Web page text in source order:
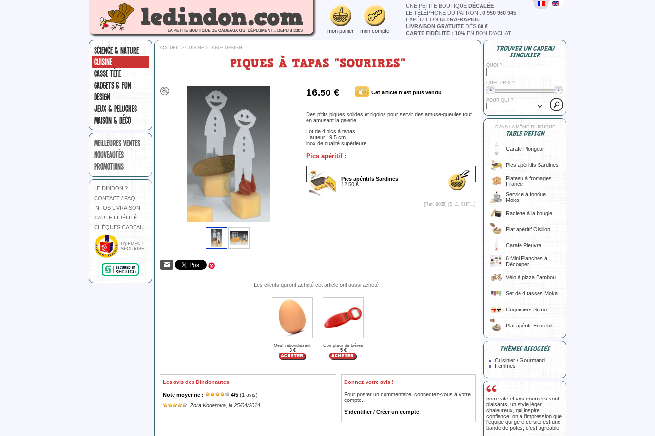
mon panier mon compte
UNE PETITE BOUTIQUE DÉCALÉE
LE TÉLÉPHONE DU PATRON : 0 950 960 945
EXPÉDITION ULTRA-RAPIDE
LIVRAISON GRATUITE DÈS 60 €
CARTE FIDÉLITÉ : 10% EN BON D'ACHAT
SCIENCE & NATURE
CUISINE
CASSE-TÊTE
GADGETS & FUN
DESIGN
JEUX & PELUCHES
MAISON & DÉCO
MEILLEURES VENTES
NOUVEAUTÉS
PROMOTIONS
LE DINDON ?
CONTACT / FAQ
INFOS LIVRAISON
CARTE FIDÉLITÉ
CHÈQUES CADEAU
PAIEMENT
SÉCURISÉ
ACCUEIL > CUISINE > TABLE DESIGN
PIQUES À TAPAS "SOURIRES"
16.50 € Cet article n'est plus vendu
Des p'tits piques solides et rigolos pour servir des amuse-gueules tout
en amusant la galerie.
Lot de 4 pics à tapas
Hauteur : 9.5 cm
inox de qualité supérieure
Pics apéritif :
Pics apéritifs Sardines
12.50 €
[Réf. 9038] [$, £, CHF... ]
Les clients qui ont acheté cet article ont aussi acheté :
Oeuf rebondissant
3 €
Compteur de bières
5 €
Les avis des Dindonautes
Note moyenne : 4/5 (1 avis)
Zora Koderova , le 25/04/2014
Donnez votre avis !
Pour poster un commentaire, connectez-vous à votre
compte.
S'identifier / Créer un compte
TROUVER UN CADEAU
SINGULIER
QUOI ?
QUEL PRIX ?
POUR QUI ?
DANS LA MÊME RUBRIQUE
TABLE DESIGN
Carafe Plongeur
Pics apéritifs Sardines
Plateau à fromages
France
Service à fondue
Moka
Raclette à la bougie
Plat apéritif Oisillon
Carafe Pieuvre
6 Mini Planches à
Découper
Vélo à pizza Bambou
Set de 4 tasses Moka
Coquetiers Sumo
Plat apéritif Ecureuil
THÈMES ASSOCIÉS
Cuisinier / Gourmand
Femmes
votre site et vos courriers sont
plaisants, un style léger,
chaleureux, qui inspire
confiance; on a l'impression que
l'équipe qui gère ce site est une
bande de potes, c'est agréable !